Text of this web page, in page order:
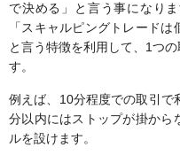
で決める」と言う事になり
「スキャルピングトレード
と言う特徴を利用して、1つ
す。
例えば、10分程度での取引で
分以内にはストップが掛から
ルを設けます。